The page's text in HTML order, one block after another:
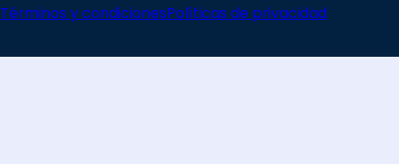
Términos y condicionesPolíticas de privacidad